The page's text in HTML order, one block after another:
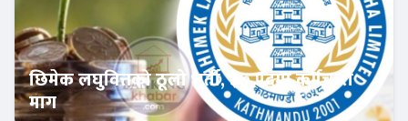
छिमेक लघुवित्तको ठूलो भर्ती, ३७ पदमा कर्मचारी
माग